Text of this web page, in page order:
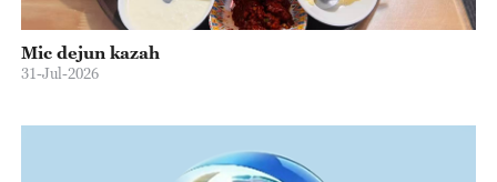
Mic dejun kazah
31-Jul-2026